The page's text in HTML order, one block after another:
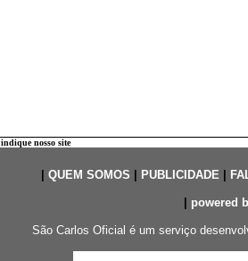
indique nosso site
QUEM SOMOS PUBLICIDADE|
powered
São Carlos Oficial é um serviço